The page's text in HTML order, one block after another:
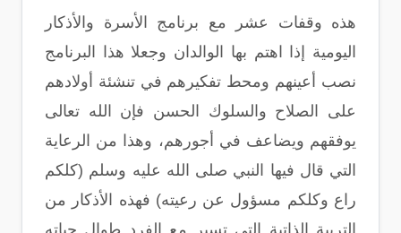
هذه وقفات عشر مع برنامج الأسرة والأذكار
اليومية إذا اهتم بها الوالدان وجعلا هذا البرنامج
نصب أعينهم ومحط تفكيرهم في تنشئة أولادهم
على الصلاح والسلوك الحسن فإن الله تعالى
يوفقهم ويضاعف في أجورهم، وهذا من الرعاية
التي قال فيها النبي صلى الله عليه وسلم (كلكم
راع وكلكم مسؤول عن رعيته) فهذه الأذكار من